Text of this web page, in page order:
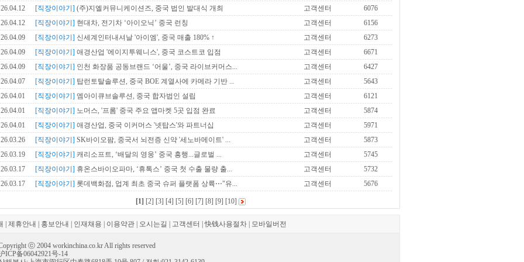
26.04.12 [직장이야기] (주)지엘커뮤니케이션즈, 중국 법인 발대식 개최 고객센터
6076
26.04.12
[직장이야기] 현대차, 전기차 ‘아이오닉’ 중국 런칭 고객센터
6156
26.04.09
[직장이야기] 신세계인터내셔날 '아이엠', 중국 매출 180% ↑ 고객센터
6273
26.04.09
[직장이야기] 애경산업 '에이지투웨니스', 중국 코스트코 입점 고객센터
6671
26.04.09
[직장이야기] 인천 화장품 공동브랜드 ‘어울’, 중국 라이브커머스... 고객센터
6427
26.04.07
[직장이야기] 탑런토탈솔루션, 중국 BOE 계열사에 카메라 기반 ... 고객센터
5643
26.04.01
[직장이야기] 엠아이큐브솔루션, 중국 합자법인 설립 고객센터
6121
26.04.01
[직장이야기] 노머스, '프롬' 중국 주요 앱마켓 5곳 입점 완료 고객센터
5874
26.04.01
[직장이야기] 애경산업, 중국 이커머스 '넷탑스'와 파트너십 고객센터
5971
26.03.26
[직장이야기] SK바이오팜, 중국서 뇌전증 신약 '세노바메이트' ... 고객센터
5873
26.03.19
[직장이야기] 캐리소프트, ‘배달의 영웅’ 중국 흥행...글로벌 ... 고객센터
5745
26.03.17
[직장이야기] 휴온스바이오파마, ‘휴톡스’ 중국 첫 수출 물량 출... 고객센터
5732
26.03.17
[직장이야기] 롯데백화점, 업계 최초 중국 슈퍼 플랫폼 상륙⋯"유... 고객센터 5676
[1] [2] [3] [4] [5] [6] [7] [8] [9] [10]
제휴안내 홍보안내 인재채용 이용약관 오시는길 고객센터 |快钱사용절차 모바일버전
ⓒ 2004 workinchina.co.kr All rights reserved
ICP备06042921号-14